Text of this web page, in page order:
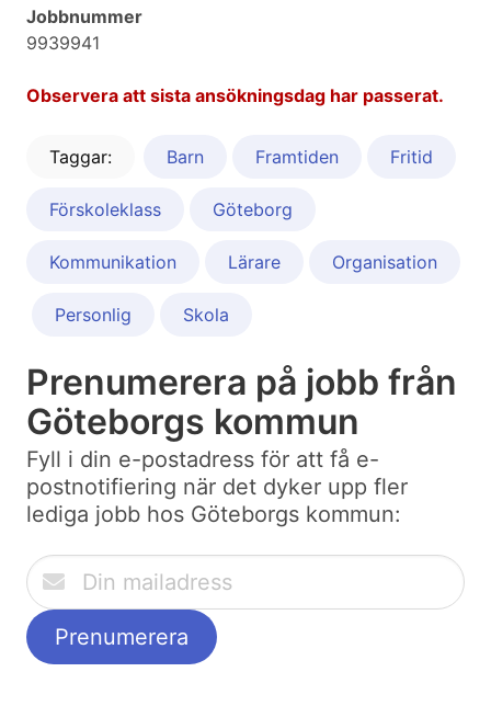
Jobbnummer
9939941
Observera att sista ansökningsdag har passerat.
Taggar: Barn Framtiden Fritid
Förskoleklass Göteborg
Kommunikation Lärare Organisation
Personlig Skola
Prenumerera på jobb från
Göteborgs kommun
Fyll i din e-postadress för att få e-
postnotifiering när det dyker upp fler
lediga jobb hos Göteborgs kommun: